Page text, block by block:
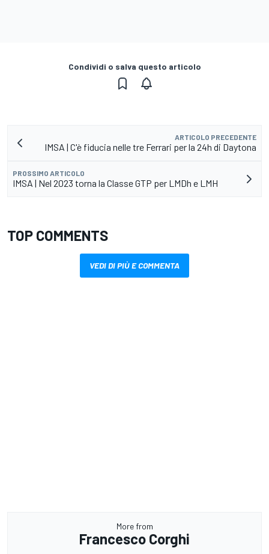
Condividi o salva questo articolo
ARTICOLO PRECEDENTE
IMSA | C'è fiducia nelle tre Ferrari per la 24h di Daytona
PROSSIMO ARTICOLO
IMSA | Nel 2023 torna la Classe GTP per LMDh e LMH
TOP COMMENTS
VEDI DI PIÙ E COMMENTA
More from
Francesco Corghi